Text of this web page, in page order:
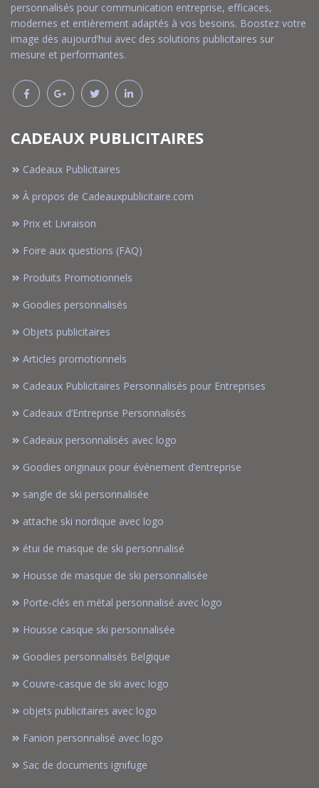
personnalisés pour communication entreprise, efficaces,
modernes et entièrement adaptés à vos besoins. Boostez votre
image dès aujourd’hui avec des solutions publicitaires sur
mesure et performantes.
CADEAUX PUBLICITAIRES
Cadeaux Publicitaires
À propos de Cadeauxpublicitaire.com
Prix et Livraison
Foire aux questions (FAQ)
Produits Promotionnels
Goodies personnalisés
Objets publicitaires
Articles promotionnels
Cadeaux Publicitaires Personnalisés pour Entreprises
Cadeaux d’Entreprise Personnalisés
Cadeaux personnalisés avec logo
Goodies originaux pour événement d’entreprise
sangle de ski personnalisée
attache ski nordique avec logo
étui de masque de ski personnalisé
Housse de masque de ski personnalisée
Porte-clés en métal personnalisé avec logo
Housse casque ski personnalisée
Goodies personnalisés Belgique
Couvre-casque de ski avec logo
objets publicitaires avec logo
Fanion personnalisé avec logo
Sac de documents ignifuge